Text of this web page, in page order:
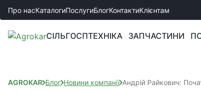
Про насКаталогиПослугиБлогКонтактиКлієнтам
СІЛЬГОСПТЕХНІКА ЗАПЧАСТИНИ
AGROKAR Блог Новини компанії Андрій Райкович: